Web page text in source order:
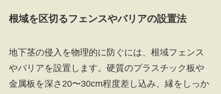
根域を区切るフェンスやバリアの設置法
地下茎の侵入を物理的に防ぐには、根域フェンス
やバリアを設置します。硬質のプラスチック板や
金属板を深さ20〜30cm程度差し込み、縁をしっか